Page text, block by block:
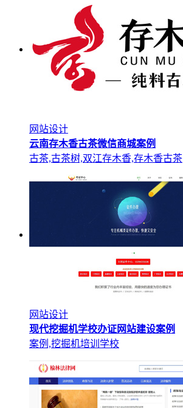
网站设计
云南存木香古茶微信商城案例
古茶,古茶树,双江存木香,存木香古茶
网站设计
现代挖掘机学校办证网站建设案例
案例,挖掘机培训学校